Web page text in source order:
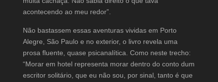
acontecendo ao meu redor”.
Não bastassem essas aventuras vividas em Porto
Alegre, São Paulo e no exterior, o livro revela uma
prosa fluente, quase psicanalítica. Como neste trecho:
“Morar em hotel representa morar dentro do conto dum
escritor solitário, que eu não sou, por sinal, tanto é que